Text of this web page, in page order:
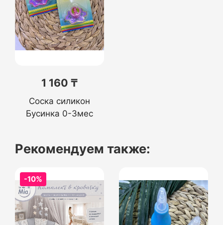
1 160 ₸
Соска силикон
Бусинка 0-3мес
Рекомендуем также:
-10%